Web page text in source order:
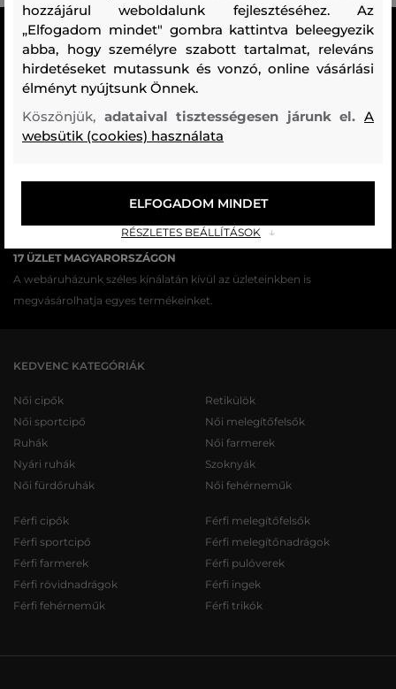
MINDEN RAKTÁRON
A webáruházban lévő összes áru raktáron van.
AZ EREDETISÉG GARANCIÁJA
Cégünk több évtizedes értékesítési múlttal rendelkezik
Magyarországon. Nálunk mindig 100%-ban eredeti terméket vásárol.
29 990 Ft feletti szállítás mindig ingyenes, az áru visszaküldéséért
17 ÜZLET MAGYARORSZÁGON
A webáruházunk széles kínálatán kívül az üzleteinkben is
megvásárolhatja egyes termékeinket.
KEDVENC KATEGÓRIÁK
Női cipők
Női sportcipő
Ruhák
Nyári ruhák
Női fürdőruhák
Retikülök
Női melegítőfelsők
Női farmerek
Szoknyák
Női fehérneműk
Férfi cipők
Férfi sportcipő
Férfi farmerek
Férfi rövidnadrágok
Férfi fehérneműk
Férfi melegítőfelsők
Férfi melegítőnadrágok
Férfi pulóverek
Férfi ingek
Férfi trikók
hozzájárul weboldalunk fejlesztéséhez. Az
„Elfogadom mindet" gombra kattintva beleegyezik
abba, hogy személyre szabott tartalmat, releváns
hirdetéseket mutassunk és vonzó, online vásárlási
élményt nyújtsunk Önnek.
Köszönjük, adataival tisztességesen járunk el.A
websütik (cookies) használata
RÉSZLETES BEÁLLÍTÁSOK
ELFOGADOM MINDET